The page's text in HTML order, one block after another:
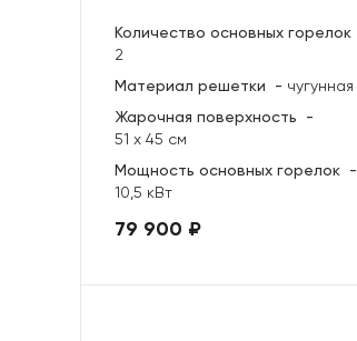
Количество основных горелок
2
Материал решетки
- чугунная
Жарочная поверхность
-
51 х 45 см
Мощность основных горелок
-
10,5 кВт
79 900 ₽